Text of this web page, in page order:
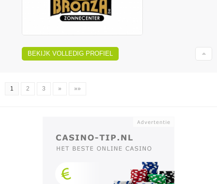
BEKIJK VOLLEDIG PROFIEL
1 2 3 » »»